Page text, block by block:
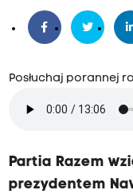
Posłuchaj porannej
Partia Razem
prezydentem